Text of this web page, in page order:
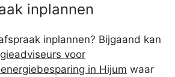
inplannen
inplannen? Bijgaand kan
voor
in Hijum waar